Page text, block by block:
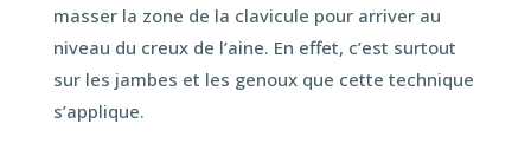
masser la zone de la clavicule pour arriver au
niveau du creux de l’aine. En effet, c’est surtout
sur les jambes et les genoux que cette technique
s’applique.